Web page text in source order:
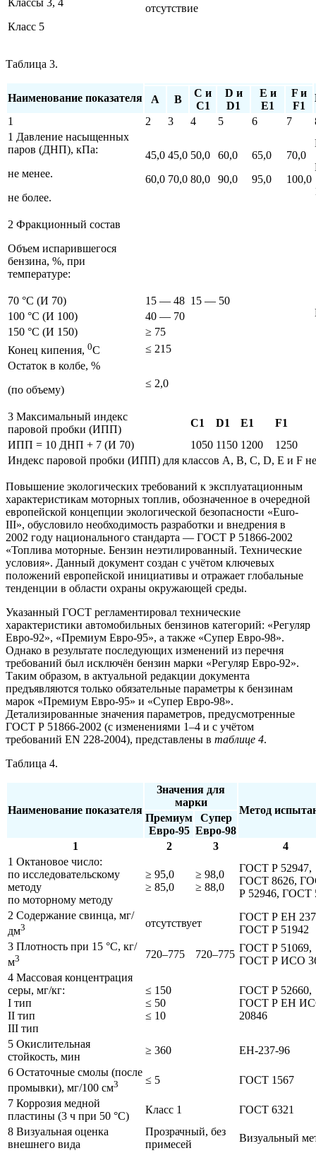
Классы 3, 4
Класс 5
отсутствие
Таблица 3.
Наименование показателя А В
С и
С1
D и
D1
E и
E1
F и
F1
1
2 3 4 5 6 7
1 Давление насыщенных
паров (ДНП), кПа:
не менее.
не более.
45,0
60,0
45,0
70,0
50,0
80,0
60,0
90,0
65,0
95,0
70,0
100,0
2 Фракционный состав
Объем испарившегося
бензина, %, при
температуре:
70 °С (И 70) 15 — 48 15 — 50
100 °С (И 100)
40 — 70
150 °С (И 150)
≥ 75
Конец кипения, 0С
≤ 215
Остаток в колбе, %
(по объему)
≤ 2,0
3 Максимальный индекс
паровой пробки (ИПП)
С1 D1 E1
F1
ИПП = 10 ДНП + 7 (И 70)
1050 1150 1200
1250
Индекс паровой пробки (ИПП) для классов А, В, С, D, E и F
Повышение экологических требований к эксплуатационным
характеристикам моторных топлив, обозначенное в очередной
европейской концепции экологической безопасности «Euro-
III», обусловило необходимость разработки и внедрения в
2002 году национального стандарта — ГОСТ Р 51866-2002
«Топлива моторные. Бензин неэтилированный. Технические
условия». Данный документ создан с учётом ключевых
положений европейской инициативы и отражает глобальные
тенденции в области охраны окружающей среды.
Указанный ГОСТ регламентировал технические
характеристики автомобильных бензинов категорий: «Регуляр
Евро-92», «Премиум Евро-95», а также «Супер Евро-98».
Однако в результате последующих изменений из перечня
требований был исключён бензин марки «Регуляр Евро-92».
Таким образом, в актуальной редакции документа
предъявляются только обязательные параметры к бензинам
марок «Премиум Евро-95» и «Супер Евро-98».
Детализированные значения параметров, предусмотренные
ГОСТ Р 51866-2002 (с изменениями 1–4 и с учётом
требований EN 228-2004), представлены в таблице 4.
Таблица 4.
Наименование показателя
Значения для
марки
Метод
Премиум
Евро-95
Супер
Евро-98
1
2 3
4
1 Октановое число:
по исследовательскому
методу
по моторному методу
≥ 95,0
≥ 85,0
≥ 98,0
≥ 88,0
ГОСТ Р 52947,
ГОСТ 8626,
Р 52946, ГОСТ
2 Содержание свинца, мг/
дм3 отсутствует
ГОСТ Р ЕН
ГОСТ Р 51942
3 Плотность при 15 °С, кг/
м3 720–775 720–775
ГОСТ Р 51069,
ГОСТ Р ИСО
4 Массовая концентрация
серы, мг/кг:
I тип
II тип
III тип
≤ 150
≤ 50
≤ 10
ГОСТ Р 52660,
ГОСТ Р ЕН
20846
5 Окислительная
стойкость, мин
≥ 360
ЕН-237-96
6 Остаточные смолы (после
промывки), мг/100 см3 ≤ 5
ГОСТ 1567
7 Коррозия медной
пластины (3 ч при 50 °С)
Класс 1
ГОСТ 6321
8 Визуальная оценка
внешнего вида
Прозрачный, без
примесей
Визуальный